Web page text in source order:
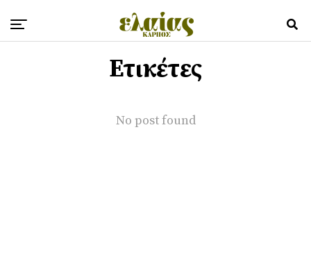
Ετικέτες
No post found